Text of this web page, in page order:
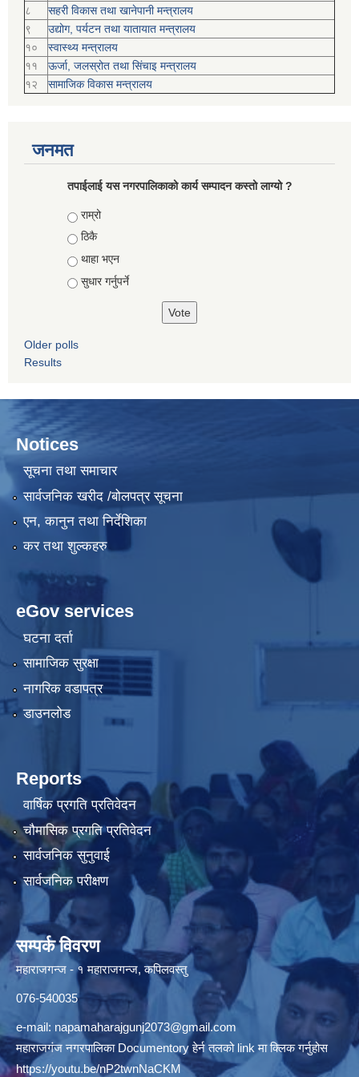
८
सहरी विकास तथा खानेपानी मन्त्रालय
९
उद्योग, पर्यटन तथा यातायात मन्त्रालय
१०
स्वास्थ्य मन्त्रालय
११
ऊर्जा, जलस्रोत तथा सिंचाइ मन्त्रालय
१२
सामाजिक विकास मन्‍‍त्रालय
जनमत
तपाईलाई यस नगरपालिकाको कार्य सम्पादन कस्तो लाग्यो ?
Choices
राम्रो
ठिकै
थाहा भएन
सुधार गर्नुपर्ने
Older polls
Results
Notices
सूचना तथा समाचार
सार्वजनिक खरीद /बोलपत्र सूचना
एन, कानुन तथा निर्देशिका
कर तथा शुल्कहरु
eGov services
घटना दर्ता
सामाजिक सुरक्षा
नागरिक वडापत्र
डाउनलोड
Reports
वार्षिक प्रगति प्रतिवेदन
चौमासिक प्रगति प्रतिवेदन
सार्वजनिक सुनुवाई
सार्वजनिक परीक्षण
सम्पर्क विवरण
महाराजगन्ज - १ महाराजगन्ज, कपिलवस्तु
076-540035
e-mail: napamaharajgunj2073@gmail.com
महाराजगंज नगरपालिका Documentory हेर्न तलको link मा क्लिक गर्नुहोस
https://youtu.be/nP2twnNaCKM